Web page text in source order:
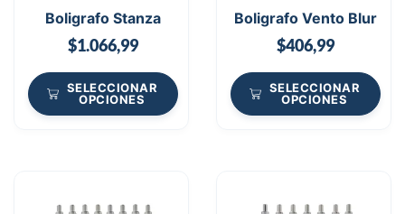
Boligrafo Stanza
$1.066,99
SELECCIONAR
OPCIONES
Boligrafo Vento Blur
$406,99
SELECCIONAR
OPCIONES